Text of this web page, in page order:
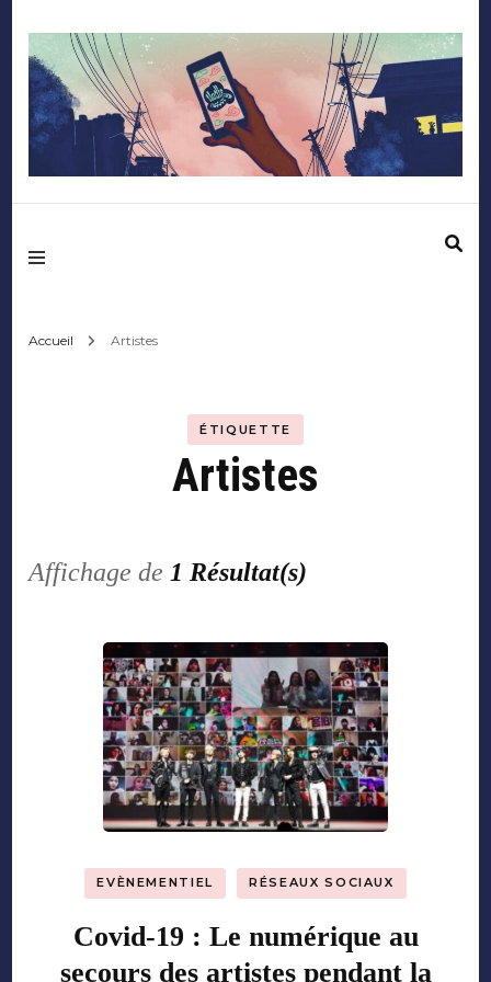
Mediafactory – Le
d'Audencia
Accueil Artistes
ÉTIQUETTE
Artistes
Affichage de 1 Résultat(s)
EVÈNEMENTIEL RÉSEAUX SOCIAUX
Covid-19 : Le numérique au
secours des artistes pendant la